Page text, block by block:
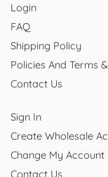
Login
FAQ
Shipping Policy
Policies And Terms
Contact Us
Sign In
Create Wholesale
Change My Account
Contact Us